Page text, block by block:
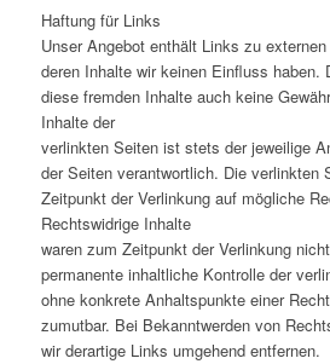
Haftung für Links
Unser Angebot enthält Links zu
deren Inhalte wir keinen Einfluss haben.
diese fremden Inhalte auch keine
Inhalte der
verlinkten Seiten ist stets der jeweilige
der Seiten verantwortlich. Die verlinkten
Zeitpunkt der Verlinkung auf mögliche
Rechtswidrige Inhalte
waren zum Zeitpunkt der Verlinkung
permanente inhaltliche Kontrolle der
ohne konkrete Anhaltspunkte einer
zumutbar. Bei Bekanntwerden von
wir derartige Links umgehend entfernen.